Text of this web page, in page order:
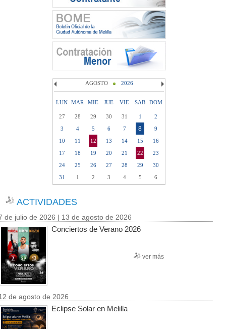
AGOSTO 2026
LUN MAR MIE JUE VIE SAB DOM
27 28 29 30 31 1
2
3
4 5 6 7 8
9
10
11 12 13 14 15
16
17
18 19 20 21 22
23
24
25 26 27 28 29
30
31
1 2 3 4 5 6
ACTIVIDADES
de julio de 2026 | 13 de agosto de 2026
Conciertos de Verano 2026
ver más
de agosto de 2026
Eclipse Solar en Melilla